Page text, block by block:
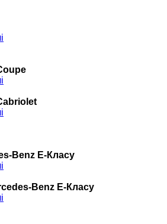
Benz Е-Класу
Benz E-Класу